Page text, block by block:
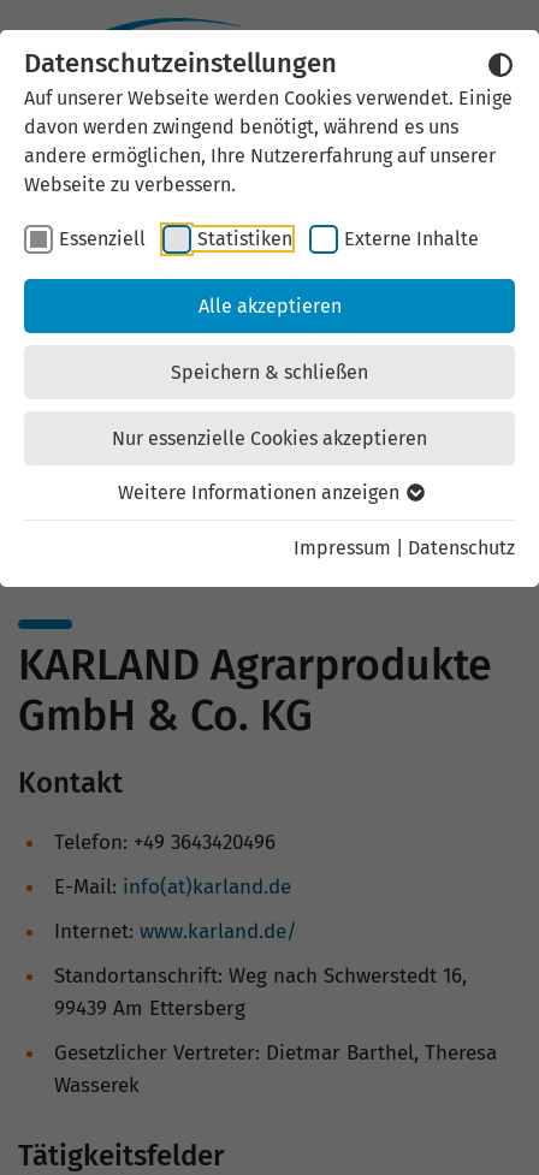
Datenschutzeinstellungen
Auf unserer Webseite werden Cookies verwendet. Einige
davon werden zwingend benötigt, während es uns
andere ermöglichen, Ihre Nutzererfahrung auf unserer
Webseite zu verbessern.
Essenziell Statistiken Externe Inhalte
Alle akzeptieren
Speichern & schließen
Nur essenzielle Cookies akzeptieren
Weitere Informationen anzeigen
Impressum Datenschutz
Externen Inhalt laden
Wir verwenden auf unserer
Website externe Inhalte, um Ihnen
zusätzliche Informationen
anzubieten. Einige externe Inhalte
(z.B. Google Maps, Youtube)
können persönliche Daten (z.B. IP-
Mit der Bestätigung erklären Sie
KARLAND Agrarprodukte
GmbH & Co. KG
Kontakt
Telefon: +49 3643420496
E-Mail: info(at)karland.de
Internet: www.karland.de/
Standortanschrift: Weg nach Schwerstedt 16,
99439 Am Ettersberg
Gesetzlicher Vertreter: Dietmar Barthel, Theresa
Wasserek
Tätigkeitsfelder